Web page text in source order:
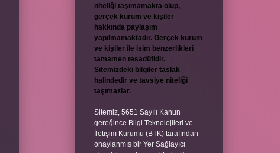
niteliği taşımamakta olup,
gerçek kurum ve kişiler
hakkında paylaşım
yapılmamaktadır. Gerçek kurum
ve kişiler ile isim benzerlikleri
tamamen tesadüfidir.
Sitemizdeki bilgiler taslak
halindedir ve tavsiye niteliği
taşımazlar.
Sitemiz, 5651 Sayılı Kanun
gereğince Bilgi Teknolojileri ve
İletişim Kurumu (BTK) tarafından
onaylanmış bir Yer Sağlayıcı